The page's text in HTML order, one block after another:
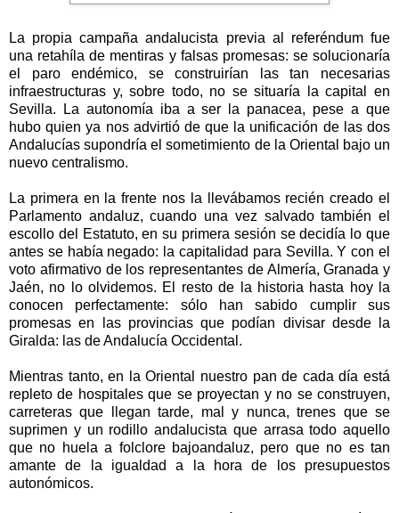
La propia campaña andalucista previa al referéndum fue
una retahíla de mentiras y falsas promesas: se solucionaría
el paro endémico, se construirían las tan necesarias
infraestructuras y, sobre todo, no se situaría la capital en
Sevilla. La autonomía iba a ser la panacea, pese a que
hubo quien ya nos advirtió de que la unificación de las dos
Andalucías supondría el sometimiento de la Oriental
bajo un
nuevo centralismo.
La primera en la frente nos la llevábamos recién creado el
Parlamento andaluz, cuando una vez salvado también el
escollo del Estatuto, en su primera sesión se decidía lo que
antes se había negado: la capitalidad para Sevilla. Y con el
voto afirmativo de los representantes de Almería, Granada y
Jaén, no lo olvidemos. El resto de la historia hasta hoy la
conocen perfectamente: sólo han sabido cumplir sus
promesas en las provincias que podían divisar desde
la
Giralda: las de Andalucía Occidental.
Mientras tanto, en la Oriental
nuestro pan de cada día está
repleto de hospitales que se proyectan y no se construyen,
carreteras que llegan tarde, mal y nunca, trenes que se
suprimen y un rodillo andalucista que arrasa todo aquello
que no huela a folclore bajoandaluz, pero que no es tan
amante de la igualdad a la hora de los presupuestos
autonómicos.